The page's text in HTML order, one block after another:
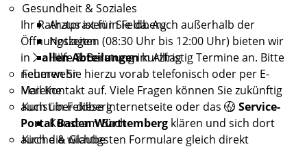
Gesundheit & Soziales
Arztpraxen in Feldberg
Notlagen
Hilfe & Beratung im Alltag
Feuerwehr
Vereine
Kunst in Feldberg
Kunst am Bach
Kirche & Glaube
Ihr Rathaus ist für Sie da. Auch außerhalb der
Öffnungszeiten (08:30 Uhr bis 12:00 Uhr) bieten wir
in
allen Abteilungenkurzfristig Termine an. Bitte
nehmen Sie hierzu vorab telefonisch oder per E-
Mail Kontakt auf. Viele Fragen können Sie zukünftig
auch über diese Internetseite oder das
Service-
Portal Baden Württemberg klären und sich dort
auch die wichtigsten Formulare gleich direkt